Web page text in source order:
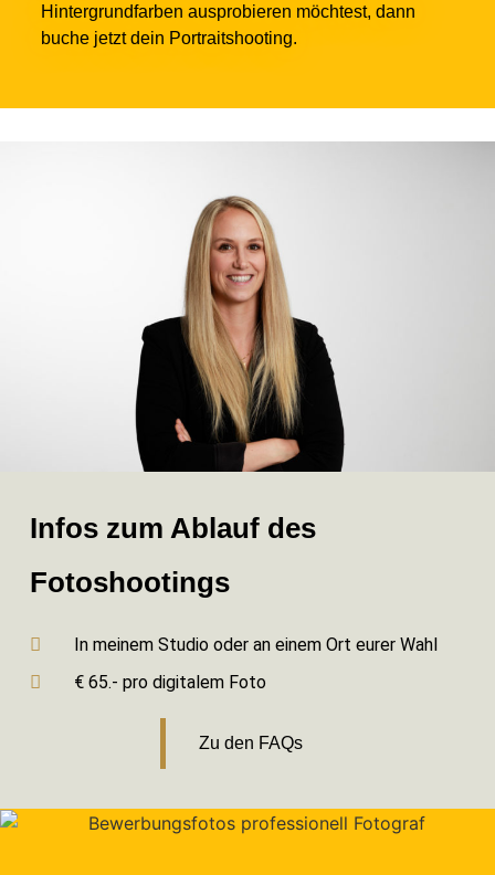
Hintergrundfarben ausprobieren möchtest, dann
buche jetzt dein Portraitshooting.
Infos zum Ablauf des
Fotoshootings
In meinem Studio oder an einem Ort eurer Wahl
€ 65.- pro digitalem Foto
Zu den FAQs